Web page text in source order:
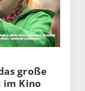
große
im Kino